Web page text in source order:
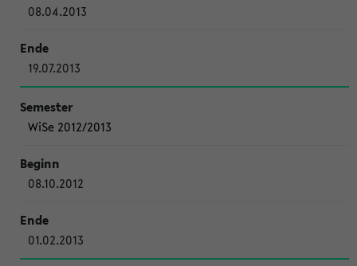
08.04.2013
19.07.2013
WiSe 2012/2013
08.10.2012
01.02.2013